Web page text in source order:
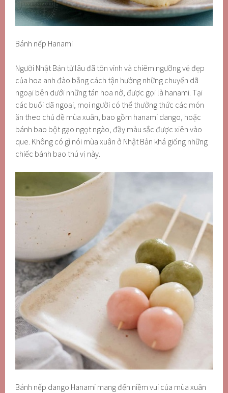
Bánh nếp Hanami
Người Nhật Bản từ lâu đã tôn vinh và chiêm ngưỡng vẻ đẹp
của hoa anh đào bằng cách tận hưởng những chuyến dã
ngoại bên dưới những tán hoa nở, được gọi là hanami. Tại
các buổi dã ngoại, mọi người có thể thưởng thức các món
ăn theo chủ đề mùa xuân, bao gồm hanami dango, hoặc
bánh bao bột gạo ngọt ngào, đầy màu sắc được xiên vào
que. Không có gì nói mùa xuân ở Nhật Bản khá giống những
chiếc bánh bao thú vị này.
Bánh nếp dango Hanami mang đến niềm vui của mùa xuân